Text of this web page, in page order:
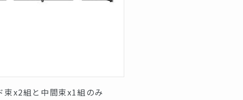
束x2組と中間束x1組のみ